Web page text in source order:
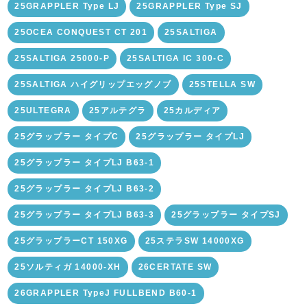
25GRAPPLER Type LJ 25GRAPPLER Type SJ
25OCEA CONQUEST CT 201 25SALTIGA
25SALTIGA 25000-P 25SALTIGA IC 300-C
25SALTIGA ハイグリップエッグノブ 25STELLA SW
25ULTEGRA 25アルテグラ 25カルディア
25グラップラー タイプC 25グラップラー タイプLJ
25グラップラー タイプLJ B63-1
25グラップラー タイプLJ B63-2
25グラップラー タイプLJ B63-3 25グラップラー タイプSJ
25グラップラーCT 150XG 25ステラSW 14000XG
25ソルティガ 14000-XH 26CERTATE SW
26GRAPPLER TypeJ FULLBEND B60-1